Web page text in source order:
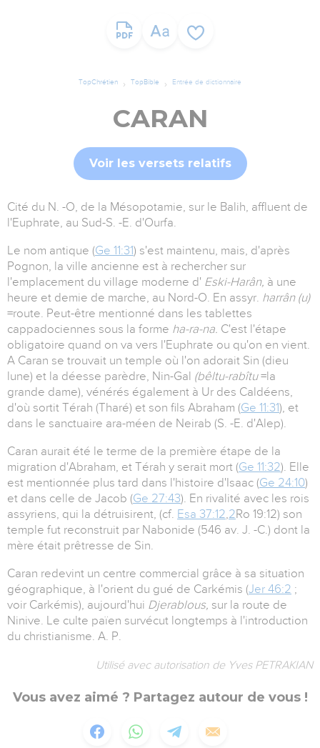
TopChrétien TopBible Entrée de dictionnaire
CARAN
Voir les versets relatifs
Cité du N. -O, de la Mésopotamie, sur le Balih, affluent de
l'Euphrate, au Sud-S. -E. d'Ourfa.
Le nom antique (Ge 11:31) s'est maintenu, mais, d'après
Pognon, la ville ancienne est à rechercher sur
l'emplacement du village moderne d' Eski-Harân, à une
heure et demie de marche, au Nord-O. En assyr. harrân (u)
=route. Peut-être mentionné dans les tablettes
cappadociennes sous la forme ha-ra-na. C'est l'étape
obligatoire quand on va vers l'Euphrate ou qu'on en vient.
A Caran se trouvait un temple où l'on adorait Sin (dieu
lune) et la déesse parèdre, Nin-Gal (bêltu-rabîtu=la
grande dame), vénérés également à Ur des Caldéens,
d'où sortit Térah (Tharé) et son fils Abraham (Ge 11:31), et
dans le sanctuaire ara-méen de Neirab (S. -E. d'Alep).
Caran aurait été le terme de la première étape de la
migration d'Abraham, et Térah y serait mort (Ge 11:32). Elle
est mentionnée plus tard dans l'histoire d'Isaac (Ge 24:10)
et dans celle de Jacob (Ge 27:43). En rivalité avec les rois
assyriens, qui la détruisirent, (cf. Esa 37:12,2Ro 19:12) son
temple fut reconstruit par Nabonide (546 av. J. -C.) dont la
mère était prêtresse de Sin.
Caran redevint un centre commercial grâce à sa situation
géographique, à l'orient du gué de Carkémis (Jer 46:2 ;
voir Carkémis), aujourd'hui Djerablous, sur la route de
Ninive. Le culte païen survécut longtemps à l'introduction
du christianisme. A. P.
Utilisé avec autorisation de Yves PETRAKIAN
Vous avez aimé ? Partagez autour de vous !